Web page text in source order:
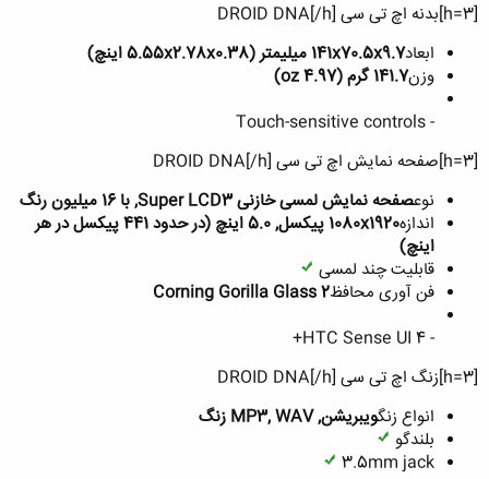
[h=3]بدنه اچ تی سی DROID DNA[/h]
ابعاد141x70.5x9.7 میلیمتر (5.55x2.78x0.38 اینچ)
وزن141.7 گرم (4.97 oz)
- Touch-sensitive controls
[h=3]صفحه نمایش اچ تی سی DROID DNA[/h]
نوعصفحه نمایش لمسی خازنی Super LCD3, با 16 میلیون رنگ
اندازه
1080x1920 پیکسل, 5.0 اینچ (در حدود 441 پیکسل در هر
اینچ)
قابلیت چند لمسی
فن آوری محافظCorning Gorilla Glass 2
- HTC Sense UI 4+
[h=3]زنگ اچ تی سی DROID DNA[/h]
انواع زنگویبریشن, MP3, WAV زنگ
بلندگو
3.5mm jack